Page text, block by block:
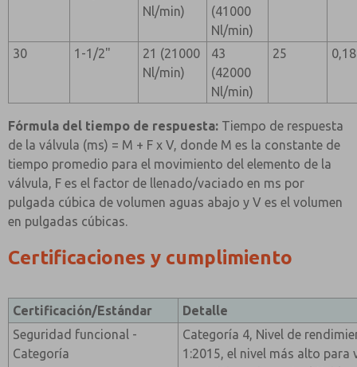
Nl/min)
(41000
Nl/min)
30 1-1/2"
21 (21000
Nl/min)
43
(42000
Nl/min)
25 0,18
Fórmula del tiempo de respuesta: Tiempo de respuesta
de la válvula (ms) = M + F x V, donde M es la constante de
tiempo promedio para el movimiento del elemento de la
válvula, F es el factor de llenado/vaciado en ms por
pulgada cúbica de volumen aguas abajo y V es el volumen
en pulgadas cúbicas.
Certificaciones y cumplimiento
Certificación/Estándar
Detalle
Seguridad funcional -
Categoría
Categoría 4, Nivel de
1:2015, el nivel más alto para